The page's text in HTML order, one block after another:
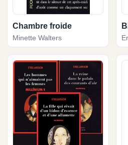
Chambre froide
Minette Walters